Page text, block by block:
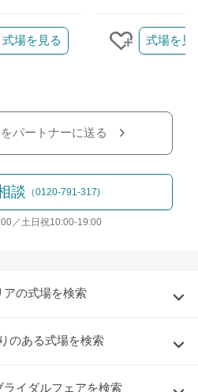
ップする
式場を見る
クリップす
式場を見
パートナーに送る
談 （0120-791-317)
／土日祝10:00-19:00
アの式場を検索
のある式場を検索
ライダルフェアを検索